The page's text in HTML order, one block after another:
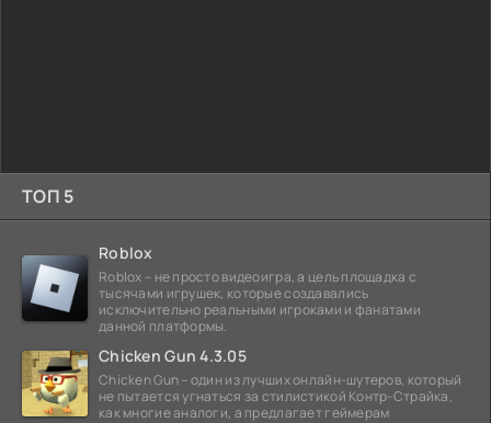
ТОП 5
Roblox
Roblox – не просто видеоигра, а цель площадка с
тысячами игрушек, которые создавались
исключительно реальными игроками и фанатами
данной платформы.
Chicken Gun 4.3.05
Chicken Gun – один из лучших онлайн-шутеров, который
не пытается угнаться за стилистикой Контр-Страйка,
как многие аналоги, а предлагает геймерам